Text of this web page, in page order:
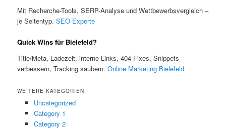
Mit Recherche-Tools, SERP-Analyse und Wettbewerbsvergleich –
je Seitentyp.SEO Experte
Quick Wins für Bielefeld?
Title/Meta, Ladezeit, interne Links, 404-Fixes, Snippets
verbessern, Tracking säubern.Online Marketing Bielefeld
WEITERE KATEGORIEN:
Uncategorized
Category 1
Category 2